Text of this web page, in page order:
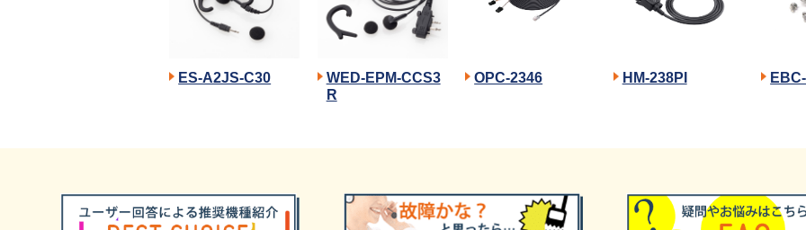
ES-A2JS-C30
WED-EPM-CCS3
R
OPC-2346 HM-238PI